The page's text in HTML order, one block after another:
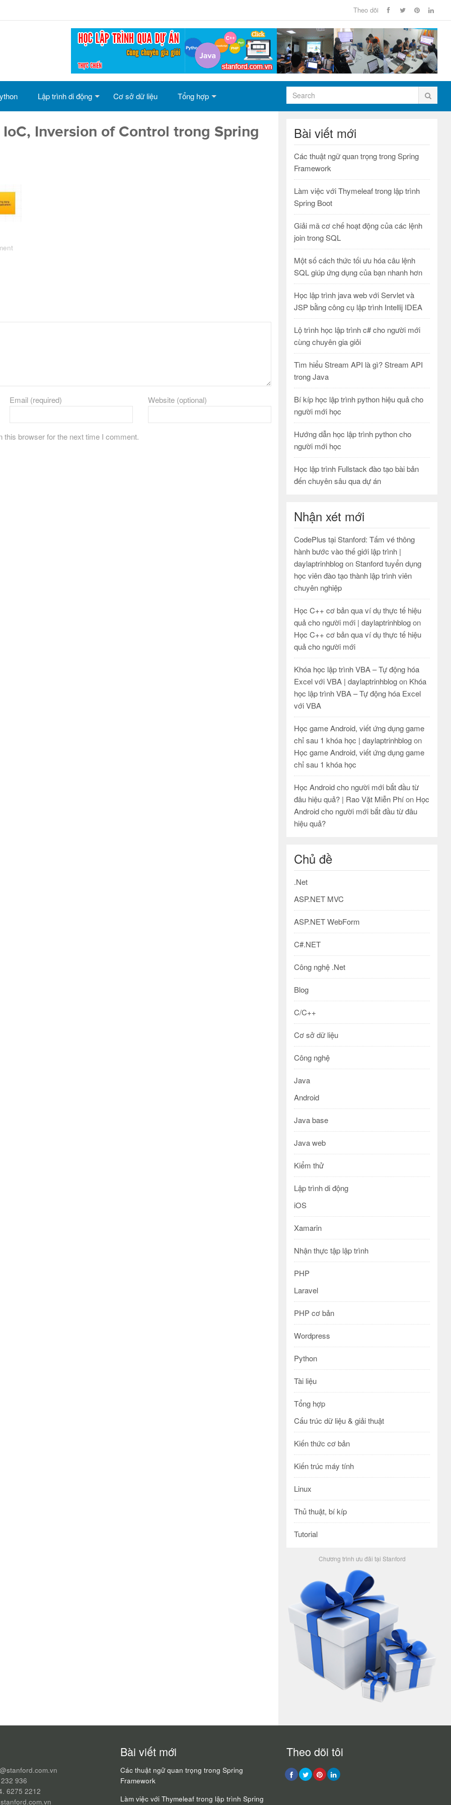
Theo dõi
Lập trình di động Cơ sở dữ liệu Tổng hợp
Inversion of Control trong Spring
Email (required) Website (optional)
this browser for the next time I comment.
Bài viết mới
Các thuật ngữ quan trọng trong Spring
Framework
Làm việc với Thymeleaf trong lập trình
Spring Boot
Giải mã cơ chế hoạt động của các lệnh
join trong SQL
Một số cách thức tối ưu hóa câu lệnh
SQL giúp ứng dụng của bạn nhanh hơn
Học lập trình java web với Servlet và
JSP bằng công cụ lập trình Intellij IDEA
Lộ trình học lập trình c# cho người mới
cùng chuyên gia giỏi
Tìm hiểu Stream API là gì? Stream API
trong Java
Bí kíp học lập trình python hiệu quả cho
người mới học
Hướng dẫn học lập trình python cho
người mới học
Học lập trình Fullstack đào tạo bài bản
đến chuyên sâu qua dự án
Nhận xét mới
CodePlus tại Stanford: Tấm vé thông
hành bước vào thế giới lập trình |
daylaptrinhblogonStanford tuyển dụng
học viên đào tạo thành lập trình viên
chuyên nghiệp
Học C++ cơ bản qua ví dụ thực tế hiệu
quả cho người mới | daylaptrinhblogon
Học C++ cơ bản qua ví dụ thực tế hiệu
quả cho người mới
Khóa học lập trình VBA – Tự động hóa
Excel với VBA | daylaptrinhblogon Khóa
học lập trình VBA – Tự động hóa Excel
với VBA
Học game Android, viết ứng dụng game
chỉ sau 1 khóa học | daylaptrinhblogon
Học game Android, viết ứng dụng game
chỉ sau 1 khóa học
Học Android cho người mới bắt đầu từ
đâu hiệu quả? | Rao Vặt Miễn Phíon Học
Android cho người mới bắt đầu từ đâu
hiệu quả?
Chủ đề
.Net
ASP.NET MVC
ASP.NET WebForm
C#.NET
Công nghệ .Net
Blog
C/C++
Cơ sở dữ liệu
Công nghệ
Java
Android
Java base
Java web
Kiểm thử
Lập trình di động
iOS
Xamarin
Nhận thực tập lập trình
PHP
Laravel
PHP cơ bản
Wordpress
Python
Tài liệu
Tổng hợp
Cấu trúc dữ liệu & giải thuật
Kiến thức cơ bản
Kiến trúc máy tính
Linux
Thủ thuật, bí kíp
Tutorial
Chương trình ưu đãi tại Stanford
936
6275 2212
Bài viết mới
Các thuật ngữ quan trọng trong Spring
Framework
Làm việc với Thymeleaf trong lập trình Spring
Theo dõi tôi